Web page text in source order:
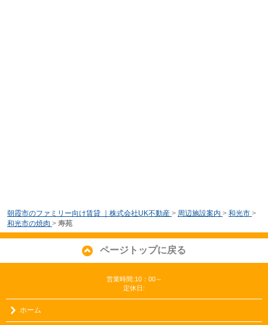
朝霞市のファミリー向け賃貸 ｜株式会社UK不動産 > 周辺施設案内 > 和光市 >
和光市の焼肉 > 寿苑
ページトップに戻る
営業時間:10：00～
定休日:
ホーム